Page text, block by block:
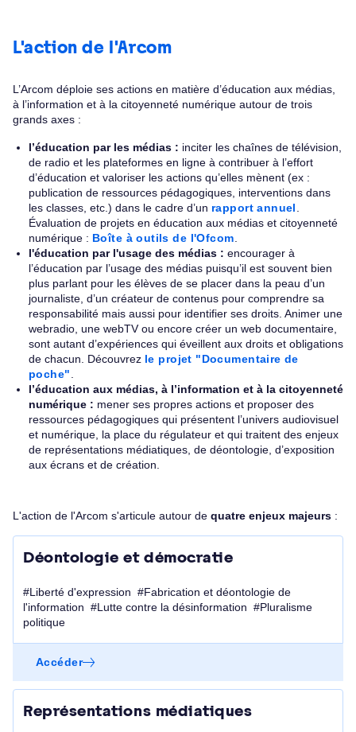
L'action de l'Arcom
L’Arcom déploie ses actions en matière d’éducation aux médias,
à l’information et à la citoyenneté numérique autour de trois
grands axes :
l’éducation par les médias : inciter les chaînes de télévision,
de radio et les plateformes en ligne à contribuer à l’effort
d’éducation et valoriser les actions qu’elles mènent (ex :
publication de ressources pédagogiques, interventions dans
les classes, etc.) dans le cadre d’un rapport annuel
Évaluation de projets en éducation aux médias et citoyenneté
numérique : Boîte à outils de l'Ofcom
l'éducation par l'usage des médias : encourager à
l’éducation par l’usage des médias puisqu’il est souvent bien
plus parlant pour les élèves de se placer dans la peau d’un
journaliste, d’un créateur de contenus pour comprendre sa
responsabilité mais aussi pour identifier ses droits. Animer une
webradio, une webTV ou encore créer un web documentaire,
sont autant d’expériences qui éveillent aux droits et obligations
de chacun. Découvrez le projet "Documentaire de
poche"
l’éducation aux médias, à l’information et à la citoyenneté
numérique : mener ses propres actions et proposer des
ressources pédagogiques qui présentent l’univers audiovisuel
et numérique, la place du régulateur et qui traitent des enjeux
de représentations médiatiques, de déontologie, d’exposition
aux écrans et de création.
L'action de l'Arcom s'articule autour de quatre enjeux majeurs :
Déontologie et démocratie
#Liberté d'expression #Fabrication et déontologie de
l'information #Lutte contre la désinformation #Pluralisme
politique
Accéder
Représentations médiatiques